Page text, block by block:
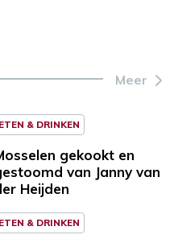
Meer
ETEN & DRINKEN
gekookt en
van Janny van
Heijden
ETEN & DRINKEN